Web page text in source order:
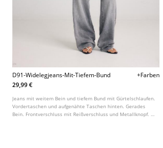
D91-Widelegjeans-Mit-Tiefem-Bund
+Farben
29,99 €
Jeans mit weitem Bein und tiefem Bund mit Gürtelschlaufen.
Vordertaschen und aufgenähte Taschen hinten. Gerades
Bein. Frontverschluss mit Reißverschluss und Metallknopf. In